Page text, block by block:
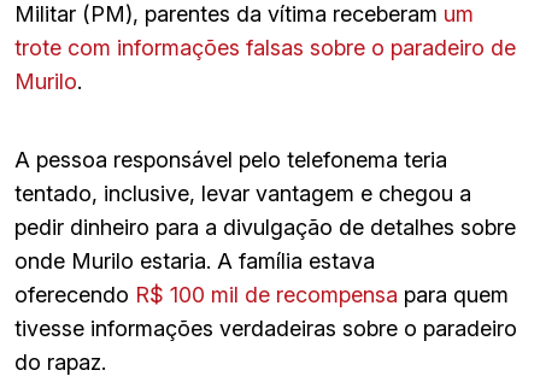
Militar (PM), parentes da vítima receberam um
trote com informações falsas sobre o paradeiro de
Murilo.
A pessoa responsável pelo telefonema teria
tentado, inclusive, levar vantagem e chegou a
pedir dinheiro para a divulgação de detalhes sobre
onde Murilo estaria. A família estava
oferecendo R$ 100 mil de recompensa para quem
tivesse informações verdadeiras sobre o paradeiro
do rapaz.